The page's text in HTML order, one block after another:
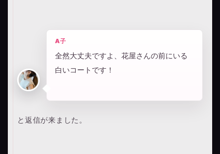
A子
全然大丈夫ですよ、花屋さんの前にいる
白いコートです！
と返信が来ました。